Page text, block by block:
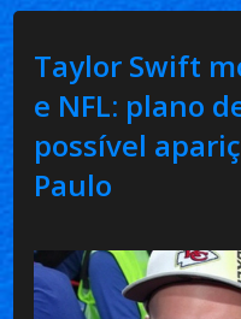
Taylor Swift
e NFL: plano
possível
Paulo